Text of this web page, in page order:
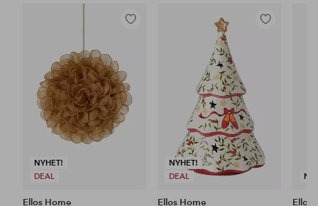
NYHET!
DEAL
Lägg
Ellos Home
NYHET!
DEAL
Lägg
Ellos Home Ellos